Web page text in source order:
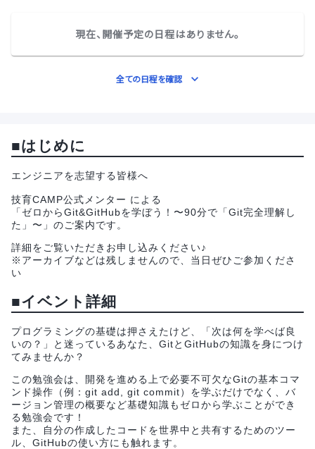
現在、開催予定の日程はありません。
全ての日程を確認
■はじめに
エンジニアを志望する皆様へ
技育CAMP公式メンター による
「ゼロからGit&GitHubを学ぼう！〜90分で「Git完全理解し
た」〜」のご案内です。
詳細をご覧いただきお申し込みください♪
※アーカイブなどは残しませんので、当日ぜひご参加くださ
い
■イベント詳細
プログラミングの基礎は押さえたけど、「次は何を学べば良
いの？」と迷っているあなた、GitとGitHubの知識を身につけ
てみませんか？
この勉強会は、開発を進める上で必要不可欠なGitの基本コマ
ンド操作（例：git add, git commit）を学ぶだけでなく、バ
ージョン管理の概要など基礎知識もゼロから学ぶことができ
る勉強会です！
また、自分の作成したコードを世界中と共有するためのツー
ル、GitHubの使い方にも触れます。